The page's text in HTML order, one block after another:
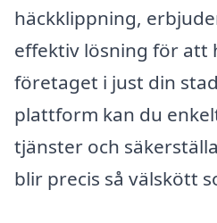
häckklippning,
effektiv lösning för att
företaget i just din
plattform kan du
tjänster och
blir precis så välskött